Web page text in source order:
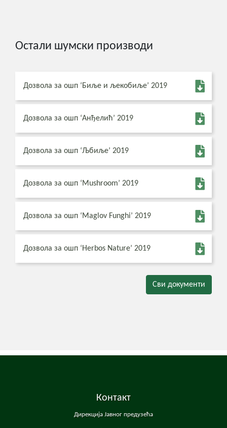
Остали шумски производи
Дозвола за ошп ‘Биље и љекобиље’ 2019
Дозвола за ошп ‘Анђелић’ 2019
Дозвола за ошп ‘Љбиље’ 2019
Дозвола за ошп ‘Mushroom’ 2019
Дозвола за ошп ‘Maglov Funghi’ 2019
Дозвола за ошп ‘Herbos Nature’ 2019
Сви документи
Контакт
Дирекција Јавног предузећа